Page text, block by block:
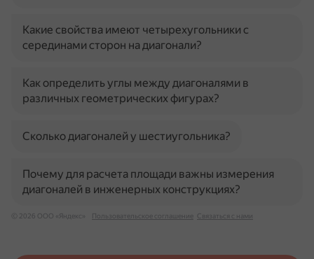
Какие свойства имеют четырехугольники с
серединами сторон на диагонали?
Как определить углы между диагоналями в
различных геометрических фигурах?
Сколько диагоналей у шестиугольника?
Почему для расчета площади важны измерения
диагоналей в инженерных конструкциях?
© 2026 ООО «Яндекс» Пользовательское соглашение Связаться с нами